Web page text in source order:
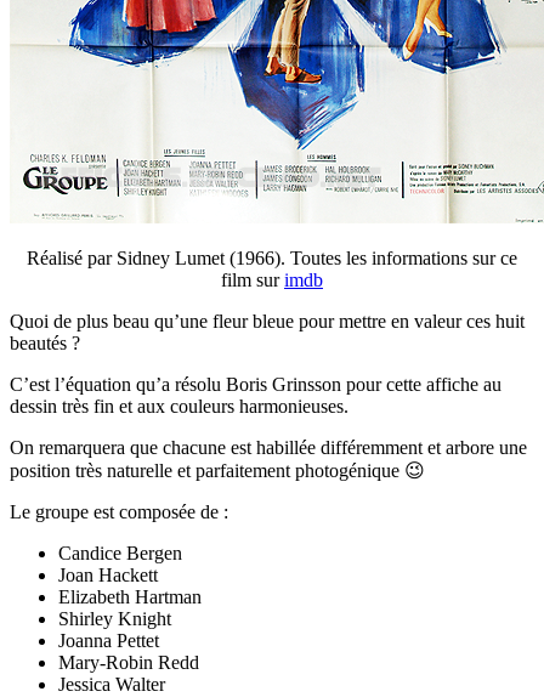
Réalisé par Sidney Lumet (1966). Toutes les informations sur ce
film surimdb
Quoi de plus beau qu’une fleur bleue pour mettre en valeur ces huit
beautés ?
C’est l’équation qu’a résolu Boris Grinsson pour cette affiche au
dessin très fin et aux couleurs harmonieuses.
On remarquera que chacune est habillée différemment et arbore une
position très naturelle et parfaitement photogénique 😉
Le groupe est composée de :
Candice Bergen
Joan Hackett
Elizabeth Hartman
Shirley Knight
Joanna Pettet
Mary-Robin Redd
Jessica Walter